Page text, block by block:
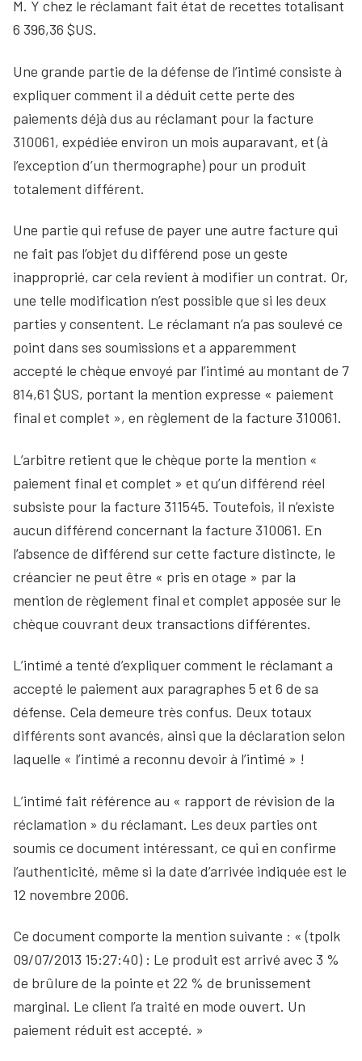
M. Y chez le réclamant fait état de recettes totalisant
6 396,36 $US.
Une grande partie de la défense de l’intimé consiste à
expliquer comment il a déduit cette perte des
paiements déjà dus au réclamant pour la facture
310061, expédiée environ un mois auparavant, et (à
l’exception d’un thermographe) pour un produit
totalement différent.
Une partie qui refuse de payer une autre facture qui
ne fait pas l’objet du différend pose un geste
inapproprié, car cela revient à modifier un contrat. Or,
une telle modification n’est possible que si les deux
parties y consentent. Le réclamant n’a pas soulevé ce
point dans ses soumissions et a apparemment
accepté le chèque envoyé par l’intimé au montant de 7
814,61 $US, portant la mention expresse « paiement
final et complet », en règlement de la facture 310061.
L’arbitre retient que le chèque porte la mention «
paiement final et complet » et qu’un différend réel
subsiste pour la facture 311545. Toutefois, il n’existe
aucun différend concernant la facture 310061. En
l’absence de différend sur cette facture distincte, le
créancier ne peut être « pris en otage » par la
mention de règlement final et complet apposée sur le
chèque couvrant deux transactions différentes.
L’intimé a tenté d’expliquer comment le réclamant a
accepté le paiement aux paragraphes 5 et 6 de sa
défense. Cela demeure très confus. Deux totaux
différents sont avancés, ainsi que la déclaration selon
laquelle « l’intimé a reconnu devoir à l’intimé » !
L’intimé fait référence au « rapport de révision de la
réclamation » du réclamant. Les deux parties ont
soumis ce document intéressant, ce qui en confirme
l’authenticité, même si la date d’arrivée indiquée est le
12 novembre 2006.
Ce document comporte la mention suivante : « (tpolk
09/07/2013 15:27:40) : Le produit est arrivé avec 3 %
de brûlure de la pointe et 22 % de brunissement
marginal. Le client l’a traité en mode ouvert. Un
paiement réduit est accepté. »